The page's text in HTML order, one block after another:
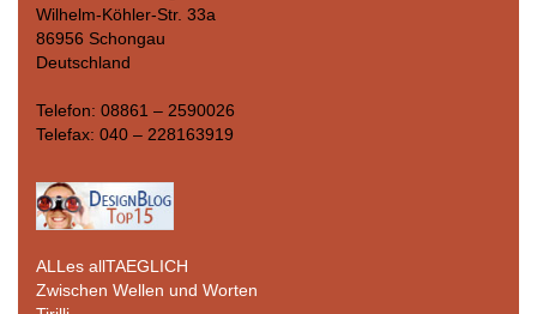
Wilhelm-Köhler-Str. 33a
86956 Schongau
Deutschland
Telefon: 08861 – 2590026
Telefax: 040 – 228163919
ALLes allTAEGLICH
Zwischen Wellen und Worten